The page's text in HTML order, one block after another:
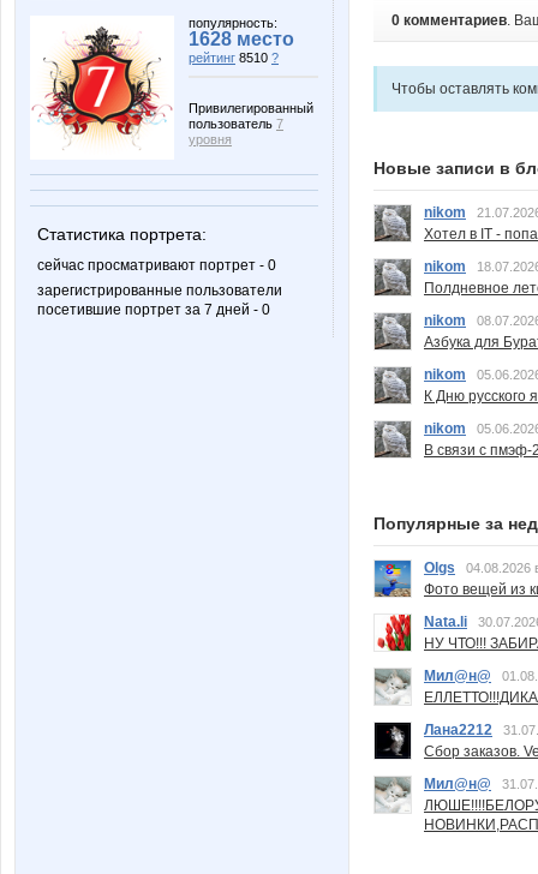
популярность:
1628 место
рейтинг 8510 ?
Привилегированный
пользователь 7
уровня
Статистика портрета:
сейчас просматривают портрет - 0
зарегистрированные пользователи
посетившие портрет за 7 дней - 0
0 комментариев.
Чтобы оставлять
Новые записи в
nikom
Хотел в IT -
nikom
Полдневное
nikom
Азбука для
nikom
К Дню русского
nikom
В связи с пмэф-
Популярные за
Olgs 04.08.2026
Фото вещей из
Nata.li
НУ ЧТО!!!
Мил@н@
Лана2212
Сбор заказов.
Мил@н@